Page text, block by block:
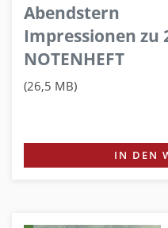
Abendstern
Impressionen zu
NOTENHEFT
(26,5 MB)
IN DEN